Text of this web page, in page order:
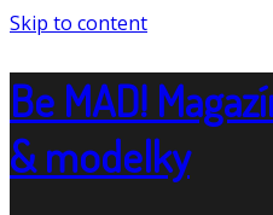
Skip to content
Be MAD!
& modelky